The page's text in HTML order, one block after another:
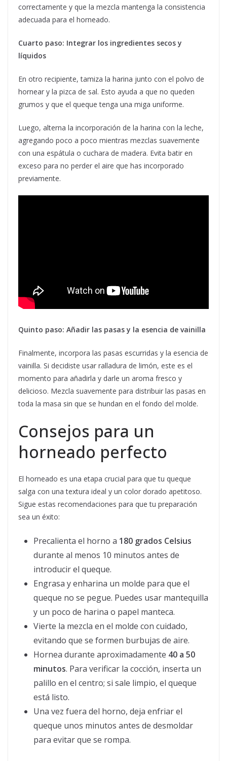
correctamente y que la mezcla mantenga la consistencia
adecuada para el horneado.
Cuarto paso: Integrar los ingredientes secos y
líquidos
En otro recipiente, tamiza la harina junto con el polvo de
hornear y la pizca de sal. Esto ayuda a que no queden
grumos y que el queque tenga una miga uniforme.
Luego, alterna la incorporación de la harina con la leche,
agregando poco a poco mientras mezclas suavemente
con una espátula o cuchara de madera. Evita batir en
exceso para no perder el aire que has incorporado
previamente.
Quinto paso: Añadir las pasas y la esencia de vainilla
Finalmente, incorpora las pasas escurridas y la esencia de
vainilla. Si decidiste usar ralladura de limón, este es el
momento para añadirla y darle un aroma fresco y
delicioso. Mezcla suavemente para distribuir las pasas en
toda la masa sin que se hundan en el fondo del molde.
Consejos para un
horneado perfecto
El horneado es una etapa crucial para que tu queque
salga con una textura ideal y un color dorado apetitoso.
Sigue estas recomendaciones para que tu preparación
sea un éxito:
Precalienta el horno a 180 grados Celsius
durante al menos 10 minutos antes de
introducir el queque.
Engrasa y enharina un molde para que el
queque no se pegue. Puedes usar mantequilla
y un poco de harina o papel manteca.
Vierte la mezcla en el molde con cuidado,
evitando que se formen burbujas de aire.
Hornea durante aproximadamente 40 a 50
minutos. Para verificar la cocción, inserta un
palillo en el centro; si sale limpio, el queque
está listo.
Una vez fuera del horno, deja enfriar el
queque unos minutos antes de desmoldar
para evitar que se rompa.